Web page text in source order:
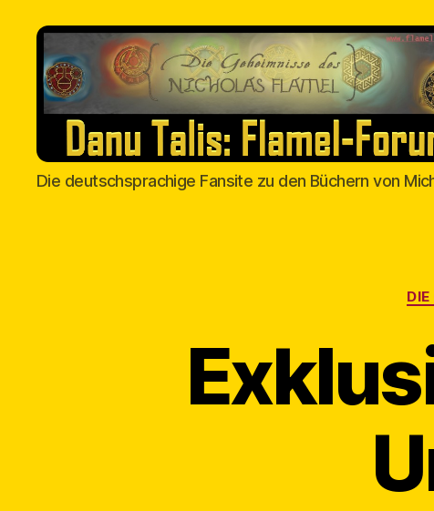
Danu
Talis
Die deutschsprachige Fansite zu den Büchern von